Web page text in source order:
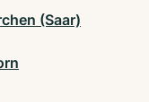
(Saar)